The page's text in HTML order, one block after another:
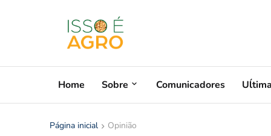
Home Sobre Comunicadores
Página inicial Opinião